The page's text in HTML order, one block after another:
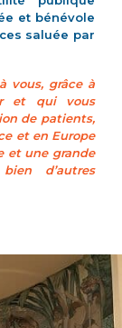
et bénévole
saluée par
vous, grâce à
et qui vous
de patients,
et en Europe
et une grande
d’autres